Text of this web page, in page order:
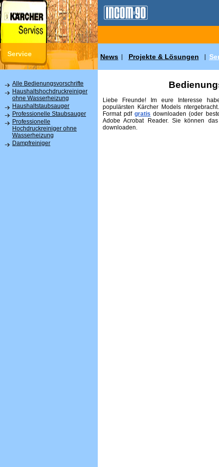
Service News Projekte & Lösungen
Alle Bedienungsvorschrifte
Haushaltshochdruckreiniger
ohne Wasserheizung
Haushaltstaubsauger
Professionelle Staubsauger
Professionelle
Hochdruckreiniger ohne
Wasserheizung
Dampfreiniger
Liebe Freunde! Im eure Interesse
populärsten Kärcher Models
Format pdfgratis downloaden (oder
Adobe Acrobat Reader. Sie können
downloaden.